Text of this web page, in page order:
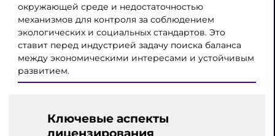
окружающей среде и недостаточностью
механизмов для контроля за соблюдением
экологических и социальных стандартов. Это
ставит перед индустрией задачу поиска баланса
между экономическими интересами и устойчивым
развитием.
Ключевые аспекты